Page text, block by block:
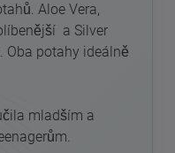
Aloe Vera,
a Silver
Oba potahy ideálně
mladším a